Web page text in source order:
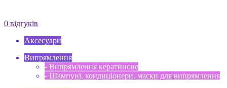
0 відгуків
Аксесуари
Випрямлення
- Випрямлення кератинове
- Шампуні, кондиціонери, маски для випрямлення